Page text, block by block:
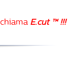
E.cut ™ !!!